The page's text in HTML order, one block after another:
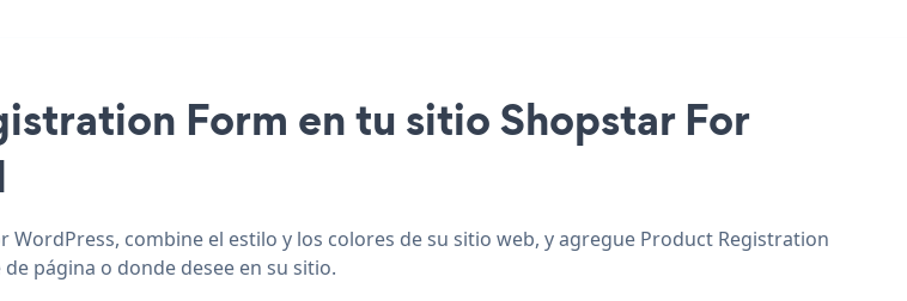
Form en tu sitio Shopstar For
combine el estilo y los colores de su sitio web, y agregue Product Registration
página o donde desee en su sitio.